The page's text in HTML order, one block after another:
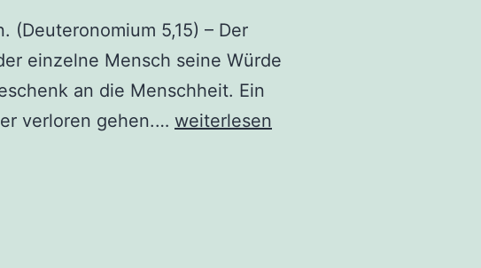
(Deuteronomium 5,15) – Der
einzelne Mensch seine Würde
an die Menschheit. Ein
verloren gehen.… Sklaverei
weiterlesen